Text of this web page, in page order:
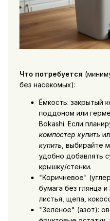
Что потребуется
без насекомых):
Ёмкость: закрытый
поддоном или
Bokashi. Если
компостер купить
купить , выбирайте
удобно добавлять
крышку/стенки.
"Коричневое"
бумага без глянца
листья, щепа,
"Зелёное" (азот):